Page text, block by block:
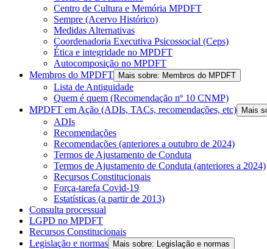
Centro de Cultura e Memória MPDFT
Sempre (Acervo Histórico)
Medidas Alternativas
Coordenadoria Executiva Psicossocial (Ceps)
Ética e integridade no MPDFT
Autocomposição no MPDFT
Membros do MPDFT
Mais sobre: Membros do MPDFT
Lista de Antiguidade
Quem é quem (Recomendação nº 10 CNMP)
MPDFT em Ação (ADIs, TACs, recomendações, etc)
Mais
ADIs
Recomendações
Recomendações (anteriores a outubro de 2024)
Termos de Ajustamento de Conduta
Termos de Ajustamento de Conduta (anteriores a 2024)
Recursos Constitucionais
Força-tarefa Covid-19
Estatísticas (a partir de 2013)
Consulta processual
LGPD no MPDFT
Recursos Constitucionais
Legislação e normas
Mais sobre: Legislação e normas